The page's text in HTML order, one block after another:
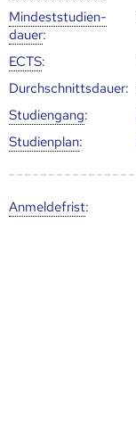
Mindest­studien­
dauer:
ECTS:
Durch­schnitts­dauer:
Studien­gang:
Studien­plan:
Anmelde­frist: